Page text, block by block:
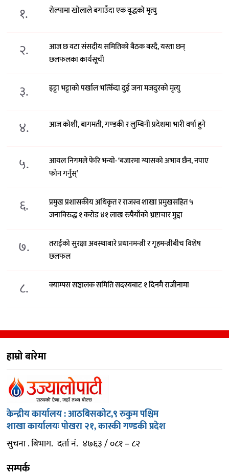
१. रोल्पामा खोलाले बगाउँदा एक वृद्धको मृत्यु
२.
आज छ वटा संसदीय समितिको बैठक बस्दै, यस्ता छन्
छलफलका कार्यसूची
३. इट्टा भट्टाको पर्खाल भत्किँदा दुई जना मजदुरको मृत्यु
४. आज कोशी, बागमती, गण्डकी र लुम्बिनी प्रदेशमा भारी वर्षा हुने
५.
आयल निगमले फेरि भन्याे- ‘बजारमा ग्यासको अभाव छैन, नपाए
फोन गर्नुस्’
६.
प्रमुख प्रशासकीय अधिकृत र राजस्व शाखा प्रमुखसहित ५
जनाविरुद्ध १ करोड ४१ लाख रुपैयाँको भ्रष्टाचार मुद्दा
७.
तराईको सुरक्षा अवस्थाबारे प्रधानमन्त्री र गृहमन्त्रीबीच विशेष
छलफल
८. क्याम्पस सञ्चालक समिति सदस्यबाट १ दिनमै राजीनामा
हाम्रो बारेमा
केन्द्रीय कार्यालय : आठबिसकोट,९ रुकुम पश्चिम
शाखा कार्यालयः पोखरा २१, कास्की गण्डकी प्रदेश
सुचना . बिभाग. दर्ता नं. ४७६३ / ०८१ – ८२
सम्पर्क